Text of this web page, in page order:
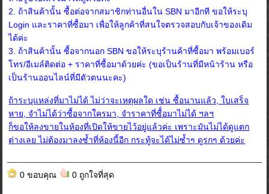
2. ถ้าสินค้านั้น ซื้อต่อจากสมาชิกท่านอื่นใน SBN มาอีกที ขอให้ระบุ
Login และราคาที่ซื้อมา เพื่อให้ลูกค้าที่สนใจตรวจสอบกับเจ้าของเดิม
ได้ค่ะ
3. ถ้าสินค้านั้น ซื้อจากนอก SBN ขอให้ระบุร้านค้าที่ซื้อมา พร้อมเบอร์
โทร/อีเมล์ติดต่อ + ราคาที่ซื้อมาด้วยค่ะ (ขอเป็นร้านที่มีหน้าร้าน หรือ
เป็นร้านออนไลน์ที่มีตัวตนนะคะ)
ถ้าระบุแหล่งที่มาไม่ได้ ไม่ว่าจะเหตุผลใด เช่น ซื้อนานแล้ว, ใบเสร็จ
หาย, จำไม่ได้ว่าซื้อจากใครมา, จำราคาที่ซื้่อมาไม่ได้ ฯลฯ
ก็ขอให้ลงขายในห้องที่เปิดให้ขายไว้อยู่แล้วค่ะ เพราะมันไม่ได้ดูแตก
ต่างเลย ไม่ต้องมาลงซ้ำที่ห้องนี้อีก กระทู้จะได้ไม่ซ้ำๆ ดูรกๆ ด้วยค่ะ
0 ขอบคุณ 0 ถูกใจที่สุด